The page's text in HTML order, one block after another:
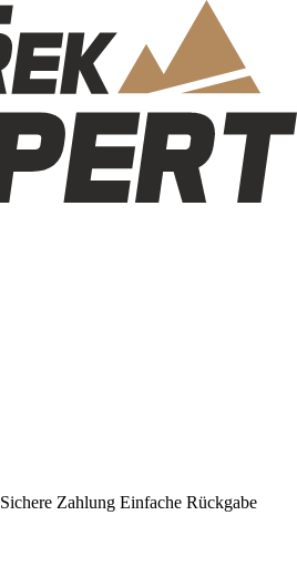
Sichere Zahlung Einfache Rückgabe